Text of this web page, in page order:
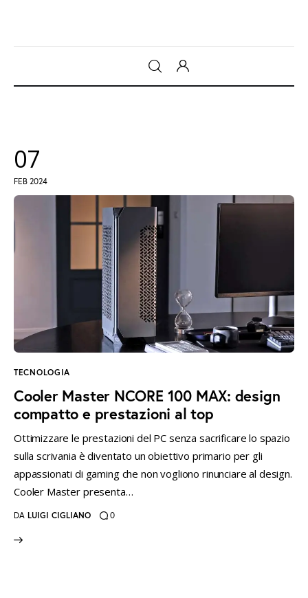
Intrattenimento
Web Log
instagramm
threadstwitter-
x
rss
07
FEB 2024
TECNOLOGIA
Cooler Master NCORE 100 MAX: design
compatto e prestazioni al top
Ottimizzare le prestazioni del PC senza sacrificare lo spazio
sulla scrivania è diventato un obiettivo primario per gli
appassionati di gaming che non vogliono rinunciare al design.
Cooler Master presenta…
DA LUIGI CIGLIANO 0